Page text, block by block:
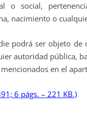
o social,
nacimiento o
ser objeto de
autoridad pública,
en el
6 págs. – 221 KB.)